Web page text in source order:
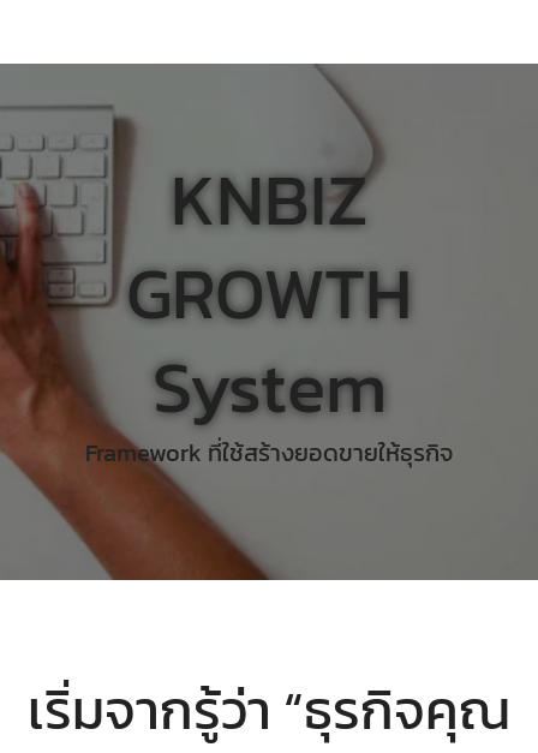
KNBIZ
GROWTH
System
Framework ที่ใช้สร้างยอดขายให้ธุรกิจ
เริ่มจากรู้ว่า “ธุรกิจคุณ